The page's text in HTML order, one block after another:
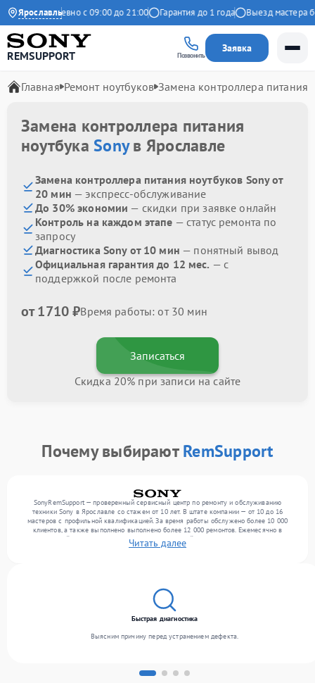
Ярославль
Ежедневно с 09:00 до 21:00 Гарантия до 1 года Выезд мастера
REMSUPPORT Позвонить
Заявка
Главная Ремонт ноутбуков Замена контроллера питания
Замена контроллера питания
ноутбукаSonyв Ярославле
Замена контроллера питания ноутбуков Sony от
20 мин — экспресс-обслуживание
До 30% экономии — скидки при заявке онлайн
Контроль на каждом этапе — статус ремонта по
запросу
Диагностика Sony от 10 мин — понятный вывод
Официальная гарантия до 12 мес. — с
поддержкой после ремонта
от 1710 ₽Время работы: от 30 мин
Записаться
Скидка 20% при записи на сайте
Почему выбираютRemSupport
SonyRemSupport — проверенный сервисный центр по ремонту и обслуживанию
техники Sony в Ярославле со стажем от 10 лет. В штате компании — от 10 до 16
мастеров с профильной квалификацией. За время работы обслужено более 10 000
клиентов, а также выполнено выполнено более 12 000 ремонтов. Ежемесячно в
сервисный центр поступает более 300 обращений, включая , , оргтехнику. Мы
работаем с широким спектром неисправностей и предлагаем стабильный уровень
Читать далее
Быстрая диагностика
Выясним причину перед устранением дефекта.